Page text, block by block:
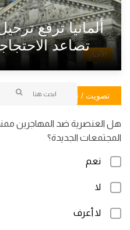
الأخبار
ألمانيا ترفع
تصاعد
تصويت / تصويت
هل العنصرية ضد المهاجرين
المجتمعات الجديدة؟
نعم
لا
لا أعرف